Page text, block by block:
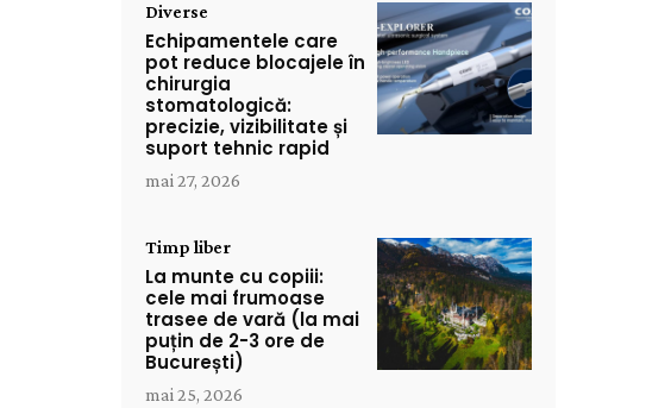
Diverse
Echipamentele care
pot reduce blocajele în
chirurgia
stomatologică:
precizie, vizibilitate și
suport tehnic rapid
mai 27, 2026
Timp liber
La munte cu copiii:
cele mai frumoase
trasee de vară (la mai
puțin de 2-3 ore de
București)
mai 25, 2026